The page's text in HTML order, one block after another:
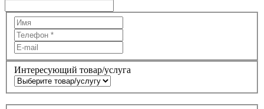
Интересующий товар/услуга